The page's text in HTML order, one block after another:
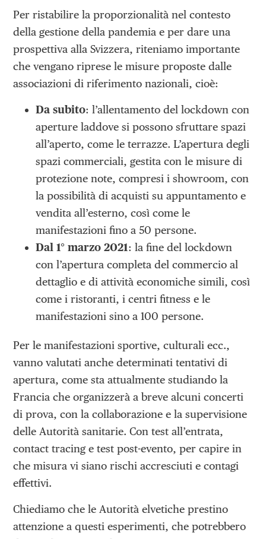
Per ristabilire la proporzionalità nel contesto
della gestione della pandemia e per dare una
prospettiva alla Svizzera, riteniamo importante
che vengano riprese le misure proposte dalle
associazioni di riferimento nazionali, cioè:
Da subito: l’allentamento del lockdown con
aperture laddove si possono sfruttare spazi
all’aperto, come le terrazze. L’apertura degli
spazi commerciali, gestita con le misure di
protezione note, compresi i showroom, con
la possibilità di acquisti su appuntamento e
vendita all’esterno, così come le
manifestazioni fino a 50 persone.
Dal 1° marzo 2021: la fine del lockdown
con l’apertura completa del commercio al
dettaglio e di attività economiche simili, così
come i ristoranti, i centri fitness e le
manifestazioni sino a 100 persone.
Per le manifestazioni sportive, culturali ecc.,
vanno valutati anche determinati tentativi di
apertura, come sta attualmente studiando la
Francia che organizzerà a breve alcuni concerti
di prova, con la collaborazione e la supervisione
delle Autorità sanitarie. Con test all’entrata,
contact tracing e test post-evento, per capire in
che misura vi siano rischi accresciuti e contagi
effettivi.
Chiediamo che le Autorità elvetiche prestino
attenzione a questi esperimenti, che potrebbero